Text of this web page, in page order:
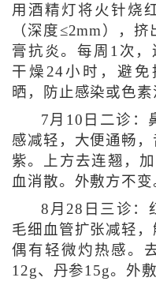
用酒精灯将火针烧
（深度≤2mm），
膏抗炎。每周1次
干燥24小时，避
晒，防止感染或色素
7月10日二诊：
感减轻，大便通畅
紫。上方去连翘，
血消散。外敷方不变
8月28日三诊：
毛细血管扩张减轻
偶有轻微灼热感。
12g、丹参15g。外